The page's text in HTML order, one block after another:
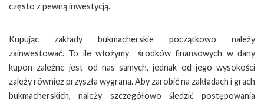
często z pewną inwestycją.
Kupując zakłady bukmacherskie początkowo należy
zainwestować. To ile włożymy środków finansowych w dany
kupon zależne jest od nas samych, jednak od jego wysokości
zależy również przyszła wygrana. Aby zarobić na zakładach i grach
bukmacherskich, należy szczegółowo śledzić postępowania